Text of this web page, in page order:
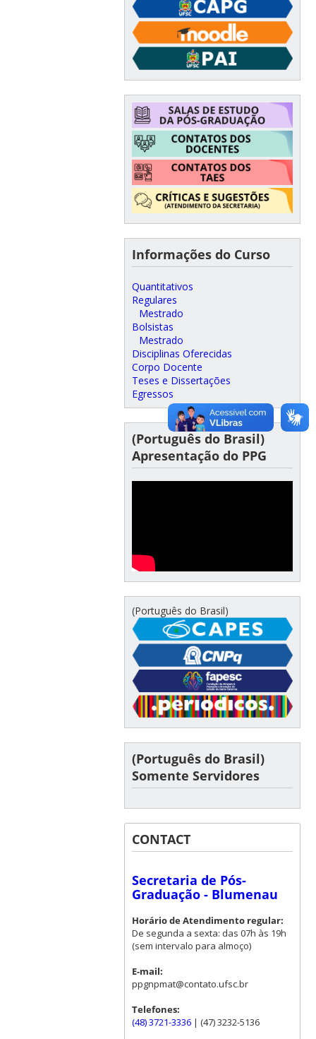
Informações do Curso
Quantitativos
Regulares
Mestrado
Bolsistas
Mestrado
Disciplinas Oferecidas
Corpo Docente
Teses e Dissertações
Egressos
(Português do Brasil)
Apresentação do PPG
(Português do Brasil)
(Português do Brasil)
Somente Servidores
CONTACT
Secretaria de Pós-
Graduação - Blumenau
Horário de Atendimento regular:
De segunda a sexta: das 07h às 19h
(sem intervalo para almoço)
E-mail:
ppgnpmat@contato.ufsc.br
Telefones:
(48) 3721-3336| (47) 3232-5136